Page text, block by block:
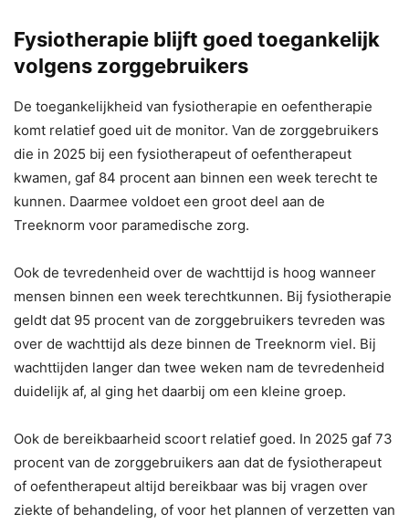
Fysiotherapie blijft goed toegankelijk
volgens zorggebruikers
De toegankelijkheid van fysiotherapie en oefentherapie
komt relatief goed uit de monitor. Van de zorggebruikers
die in 2025 bij een fysiotherapeut of oefentherapeut
kwamen, gaf 84 procent aan binnen een week terecht te
kunnen. Daarmee voldoet een groot deel aan de
Treeknorm voor paramedische zorg.
Ook de tevredenheid over de wachttijd is hoog wanneer
mensen binnen een week terechtkunnen. Bij fysiotherapie
geldt dat 95 procent van de zorggebruikers tevreden was
over de wachttijd als deze binnen de Treeknorm viel. Bij
wachttijden langer dan twee weken nam de tevredenheid
duidelijk af, al ging het daarbij om een kleine groep.
Ook de bereikbaarheid scoort relatief goed. In 2025 gaf 73
procent van de zorggebruikers aan dat de fysiotherapeut
of oefentherapeut altijd bereikbaar was bij vragen over
ziekte of behandeling, of voor het plannen of verzetten van